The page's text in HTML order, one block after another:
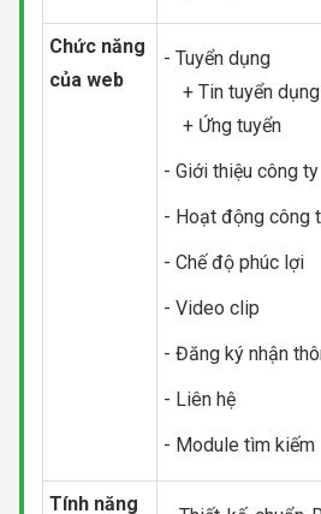
Chức năng
của web
- Tuyển dụng
+ Tin tuyển dụng
+ Ứng tuyển
- Giới thiệu công ty
- Hoạt động công
- Chế độ phúc lợi
- Video clip
- Đăng ký nhận
- Liên hệ
- Module tìm kiếm
Tính năng